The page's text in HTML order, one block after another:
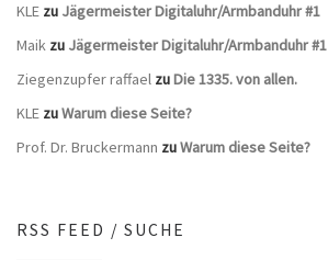
KLE zu Jägermeister Digitaluhr/Armbanduhr #1
Maik zu Jägermeister Digitaluhr/Armbanduhr #1
Ziegenzupfer raffael zuDie 1335. von allen.
KLE zuWarum diese Seite?
Prof. Dr. Bruckermann zuWarum diese Seite?
RSS FEED / SUCHE